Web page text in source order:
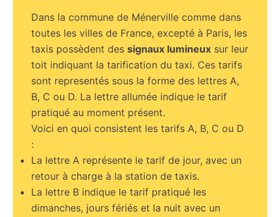
Dans la commune de Ménerville comme dans
toutes les villes de France, excepté à Paris, les
taxis possèdent dessignaux lumineux sur leur
toit indiquant la tarification du taxi. Ces tarifs
sont representés sous la forme des lettres A,
B, C ou D. La lettre allumée indique le tarif
pratiqué au moment présent.
Voici en quoi consistent les tarifs A, B, C ou D
:
La lettre A représente le tarif de jour, avec un
retour à charge à la station de taxis.
La lettre B indique le tarif pratiqué les
dimanches, jours fériés et la nuit avec un